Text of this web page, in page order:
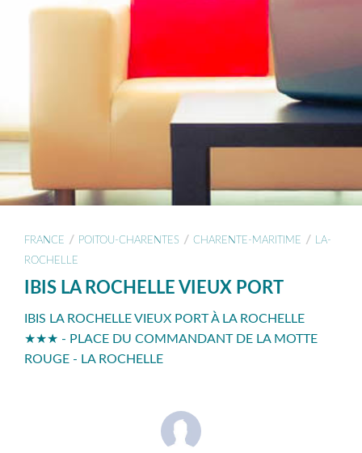
FRANCE / POITOU-CHARENTES / CHARENTE-MARITIME / LA-
ROCHELLE
IBIS LA ROCHELLE VIEUX PORT
IBIS LA ROCHELLE VIEUX PORT À LA ROCHELLE
★★★ - PLACE DU COMMANDANT DE LA MOTTE
ROUGE - LA ROCHELLE